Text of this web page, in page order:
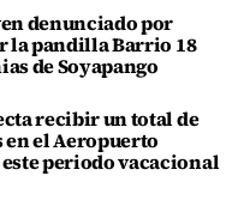
denunciado por
pandilla Barrio 18
de Soyapango
recibir un total de
en el Aeropuerto
periodo vacacional